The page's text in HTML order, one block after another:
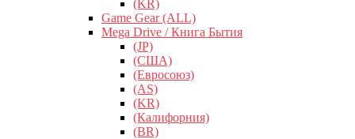
(KR)
Game Gear (ALL)
Mega Drive / Книга Бытия
(JP)
(США)
(Евросоюз)
(AS)
(KR)
(Калифорния)
(BR)